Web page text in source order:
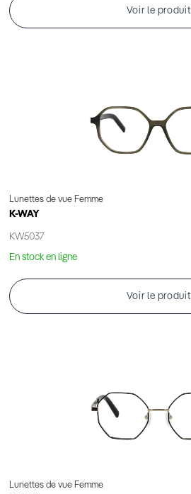
Voir le produit
Lunettes de vue Femme
K-WAY
KW5037
En stock en ligne
Voir le produit
Lunettes de vue Femme